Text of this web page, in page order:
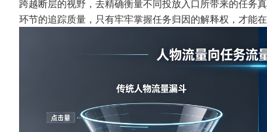
跨越断层的视野，去精确衡量不同投放入口所带来的任务
环节的追踪质量，只有牢牢掌握任务归因的解释权，才能